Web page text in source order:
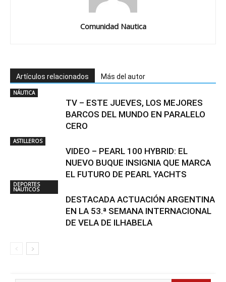
Comunidad Nautica
Artículos relacionados Más del autor
NÁUTICA
TV – ESTE JUEVES, LOS MEJORES
BARCOS DEL MUNDO EN PARALELO
CERO
ASTILLEROS
VIDEO – PEARL 100 HYBRID: EL
NUEVO BUQUE INSIGNIA QUE MARCA
EL FUTURO DE PEARL YACHTS
DEPORTES
NÁUTICOS
DESTACADA ACTUACIÓN ARGENTINA
EN LA 53.ª SEMANA INTERNACIONAL
DE VELA DE ILHABELA